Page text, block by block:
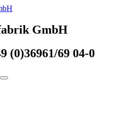
GmbH
(0)36961/69 04-0